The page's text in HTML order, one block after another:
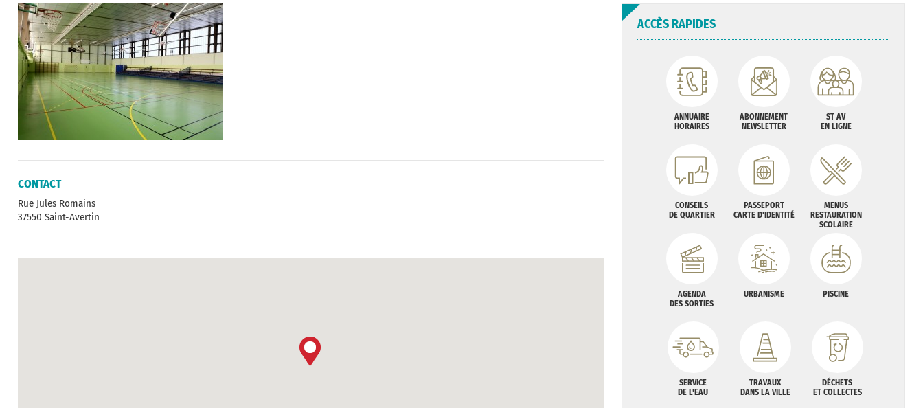
CONTACT
Rue Jules Romains
37550 Saint-Avertin
ACCÈS RAPIDES
ANNUAIRE
HORAIRES
ABONNEMENT
NEWSLETTER
ST AV
EN LIGNE
CONSEILS
DE QUARTIER
PASSEPORT
CARTE D'IDENTITÉ
MENUS
RESTAURATION
SCOLAIRE
AGENDA
DES SORTIES
URBANISME PISCINE
SERVICE
DE L'EAU
TRAVAUX
DANS LA VILLE
DÉCHETS
ET COLLECTES